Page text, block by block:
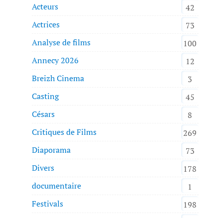
Acteurs
42
Actrices
73
Analyse de films
100
Annecy 2026
12
Breizh Cinema
3
Casting
45
Césars
8
Critiques de Films
269
Diaporama
73
Divers
178
documentaire
1
Festivals
198